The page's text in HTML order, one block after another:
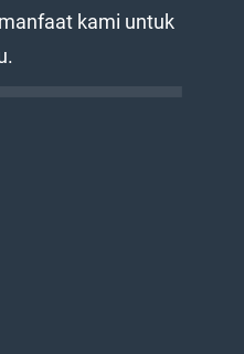
kami untuk